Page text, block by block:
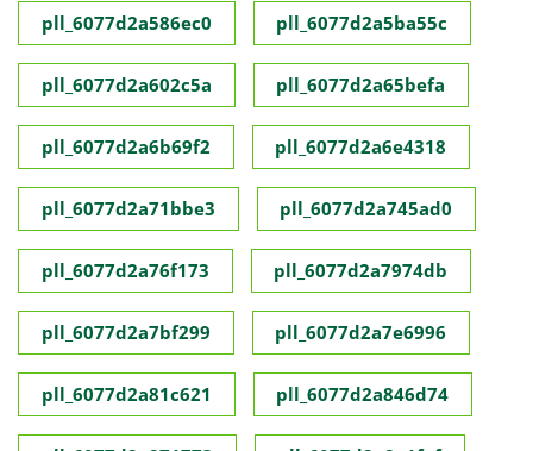
pll_6077d2a586ec0 pll_6077d2a5ba55c
pll_6077d2a602c5a pll_6077d2a65befa
pll_6077d2a6b69f2 pll_6077d2a6e4318
pll_6077d2a71bbe3 pll_6077d2a745ad0
pll_6077d2a76f173 pll_6077d2a7974db
pll_6077d2a7bf299 pll_6077d2a7e6996
pll_6077d2a81c621 pll_6077d2a846d74